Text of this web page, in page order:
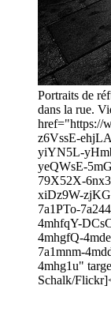
Portraits de
dans la rue.
href="https://
z6VssE-
yiYN5L-
yeQWsE-
79X52X-
xiDz9W-
7a1PTo-
4mhfqY-
4mhgfQ-
7a1mnm-
4mhg1u"
Schalk/